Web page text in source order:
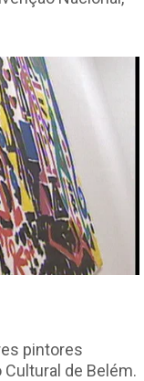
pintores
de Belém.